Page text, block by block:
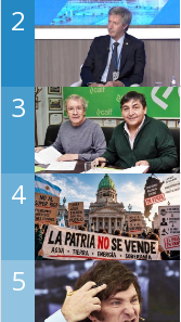
2
3
4
5